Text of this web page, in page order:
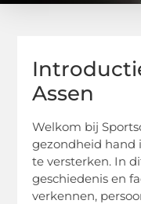
Assen
Welkom bij
gezondheid hand
te versterken. In
geschiedenis en
verkennen,